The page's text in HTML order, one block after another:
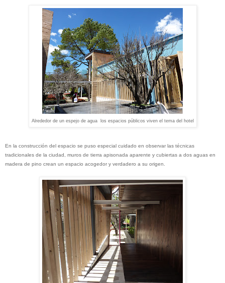
Alrededor de un espejo de agua los espacios públicos viven el tema del hotel
En la construcción del espacio se puso especial cuidado en observar las técnicas
tradicionales de la ciudad, muros de tierra apisonada aparente y cubiertas a dos aguas en
madera de pino crean un espacio acogedor y verdadero a su origen.